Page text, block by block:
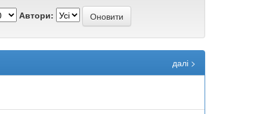
Автори:
далі >